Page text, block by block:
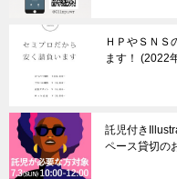
ＨＰやＳＮＳ
ます！
2022
託児付き
ペース貸切の